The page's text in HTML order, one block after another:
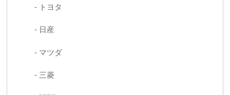
トヨタ
日産
マツダ
三菱